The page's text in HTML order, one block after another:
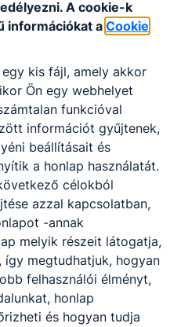
dönt. Az
jogszabályok
próbaidő
fenntartja
valamint a pályázati
nyilvánításának
Teljes munkaidő
Technikum
A cookie-k
információkat aCookie
kis fájl, amely akkor
Ön egy webhelyet
funkcióval
információt gyűjtenek,
beállításait és
a honlap használatát.
célokból
azzal kapcsolatban,
-annak
melyik részeit látogatja,
így megtudhatjuk, hogyan
felhasználói élményt,
honlap
és hogyan tudja